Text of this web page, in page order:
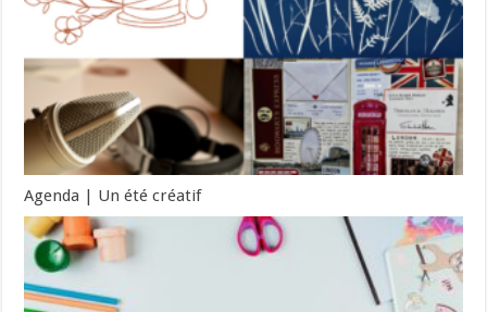
Agenda | Un été créatif